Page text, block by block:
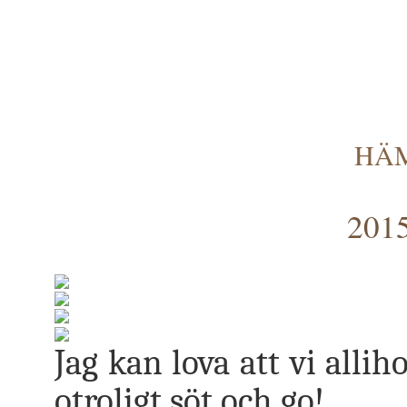
Jag kan lova att vi